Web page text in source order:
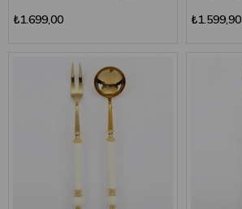
₺1.699,00 ₺1.599,90